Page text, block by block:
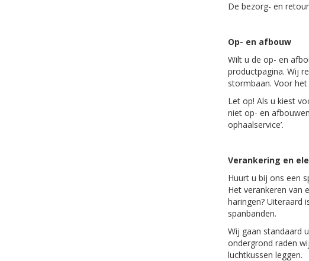
De bezorg- en
Op- en afbouw
Wilt u de op- en
productpagina. Wij
stormbaan. Voor
Let op! Als u kiest
niet op- en
ophaalservice’.
Verankering en
Huurt u bij ons een
Het verankeren van
haringen? Uiteraard
spanbanden.
Wij gaan standaard
ondergrond raden
luchtkussen leggen.